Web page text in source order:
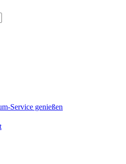
Service genießen